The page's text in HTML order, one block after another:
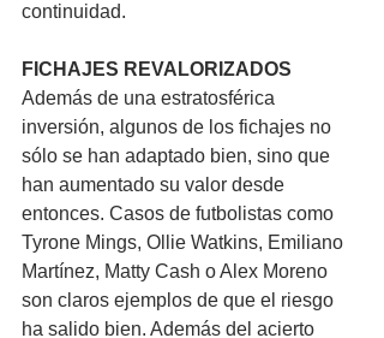
continuidad.
FICHAJES REVALORIZADOS
Además de una estratosférica
inversión, algunos de los fichajes no
sólo se han adaptado bien, sino que
han aumentado su valor desde
entonces. Casos de futbolistas como
Tyrone Mings, Ollie Watkins, Emiliano
Martínez, Matty Cash o Alex Moreno
son claros ejemplos de que el riesgo
ha salido bien. Además del acierto